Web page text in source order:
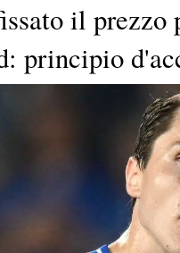
il prezzo
principio